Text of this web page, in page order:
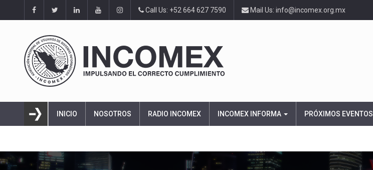
Call Us: +52 664 627 7590 Mail Us: info@incomex.org.mx
INICIO NOSOTROS RADIO INCOMEX INCOMEX INFORMA PRÓXIMOS EVENTOS